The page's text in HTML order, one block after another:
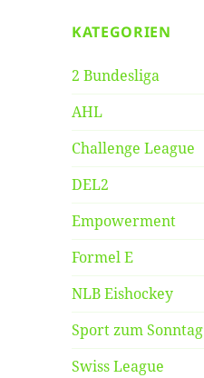
KATEGORIEN
2 Bundesliga
AHL
Challenge League
DEL2
Empowerment
Formel E
NLB Eishockey
Sport zum Sonntag
Swiss League